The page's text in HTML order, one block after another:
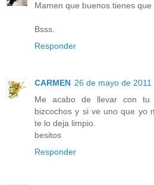
Mamen que buenos tienes que
Bsss.
Responder
CARMEN 26 de mayo de 2011
Me acabo de llevar con
bizcochos y si ve uno que yo
te lo deja limpio.
besitos
Responder